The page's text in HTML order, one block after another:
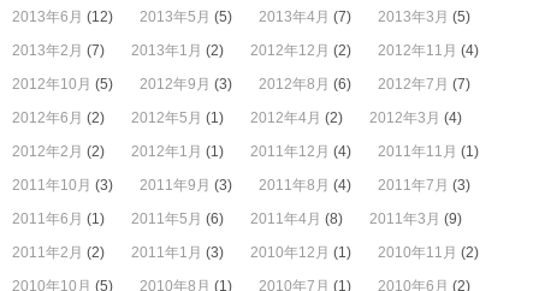
2013年6月 (12) 2013年5月 (5) 2013年4月 (7) 2013年3月 (5)
2013年2月 (7) 2013年1月 (2) 2012年12月 (2) 2012年11月 (4)
2012年10月 (5) 2012年9月 (3) 2012年8月 (6) 2012年7月 (7)
2012年6月 (2) 2012年5月 (1) 2012年4月 (2) 2012年3月 (4)
2012年2月 (2) 2012年1月 (1) 2011年12月 (4) 2011年11月 (1)
2011年10月 (3) 2011年9月 (3) 2011年8月 (4) 2011年7月 (3)
2011年6月 (1) 2011年5月 (6) 2011年4月 (8) 2011年3月 (9)
2011年2月 (2) 2011年1月 (3) 2010年12月 (1) 2010年11月 (2)
2010年10月 (5) 2010年8月 (1) 2010年7月 (1) 2010年6月 (2)